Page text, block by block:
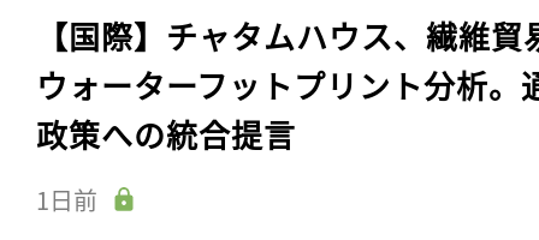
【国際】チャタムハウス、繊維貿
ウォーターフットプリント分析。
政策への統合提言
1日前